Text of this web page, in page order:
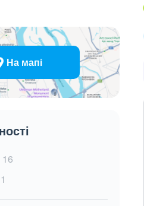
На мапі
16
1